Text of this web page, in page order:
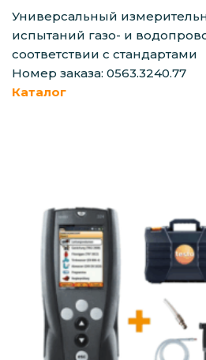
Универсальный
испытаний газо- и
соответствии с стандартами
Номер заказа: 0563.3240.77
Каталог